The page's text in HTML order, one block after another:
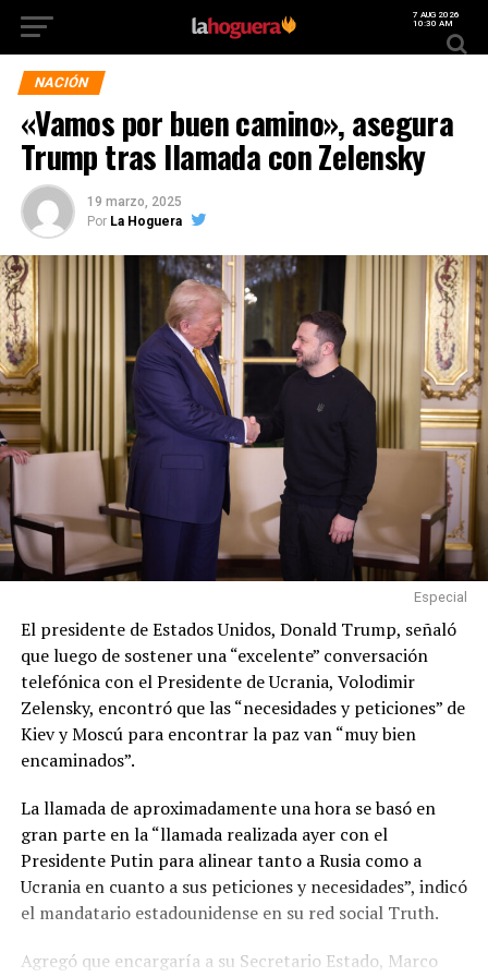
7 AUG 2026
10:30 AM
NACIÓN
«Vamos por buen camino», asegura
Trump tras llamada con Zelensky
19 marzo, 2025
Por La Hoguera
Especial
El presidente de Estados Unidos, Donald Trump, señaló
que luego de sostener una “excelente” conversación
telefónica con el Presidente de Ucrania, Volodimir
Zelensky, encontró que las “necesidades y peticiones” de
Kiev y Moscú para encontrar la paz van “muy bien
encaminados”.
La llamada de aproximadamente una hora se basó en
gran parte en la “llamada realizada ayer con el
Presidente Putin para alinear tanto a Rusia como a
Ucrania en cuanto a sus peticiones y necesidades”, indicó
el mandatario estadounidense en su red social Truth.
Agregó que encargaría a su Secretario Estado, Marco